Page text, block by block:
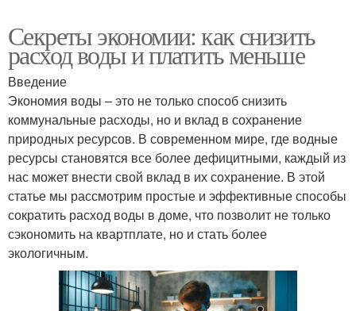
Секреты экономии: как снизить
расход воды и платить меньше
Введение
Экономия воды – это не только способ снизить
коммунальные расходы, но и вклад в сохранение
природных ресурсов. В современном мире, где водные
ресурсы становятся все более дефицитными, каждый из
нас может внести свой вклад в их сохранение. В этой
статье мы рассмотрим простые и эффективные способы
сократить расход воды в доме, что позволит не только
сэкономить на квартплате, но и стать более
экологичным.